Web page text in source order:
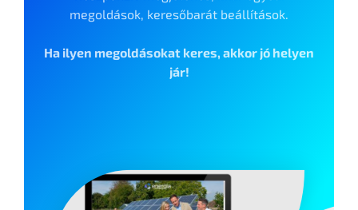
megoldások, keresőbarát beállítások.
Ha ilyen megoldásokat keres, akkor jó helyen
jár!